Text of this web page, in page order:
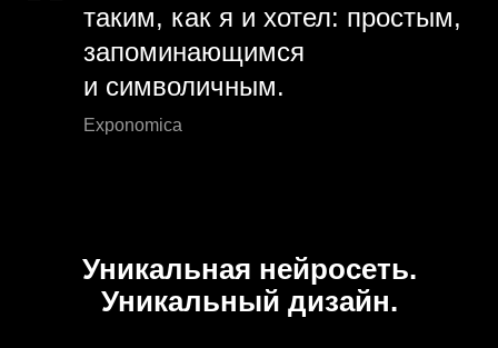
таким, как я и хотел: простым,
запоминающимся
и символичным.
Exponomica
Уникальная нейросеть.
Уникальный дизайн.